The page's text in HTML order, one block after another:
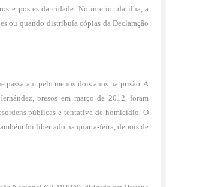
e postes da cidade. No interior da ilha, a
ou quando distribuía cópias da Declaração
passaram pelo menos dois anos na prisão. A
presos em março de 2012, foram
públicas e tentativa de homicídio. O
foi libertado na quarta-feira, depois de